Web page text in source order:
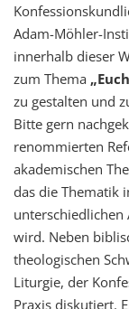
Adam-Möhler-
innerhalb dieser
zum Thema
zu gestalten und
Bitte gern
renommierten
akademischen
das die Thematik
unterschiedlichen
wird. Neben
theologischen
Liturgie, der
Praxis diskutiert.